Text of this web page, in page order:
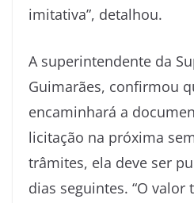
imitativa”, detalhou.
A superintendente da
Guimarães, confirmou
encaminhará a
licitação na próxima
trâmites, ela deve ser
dias seguintes. “O valor